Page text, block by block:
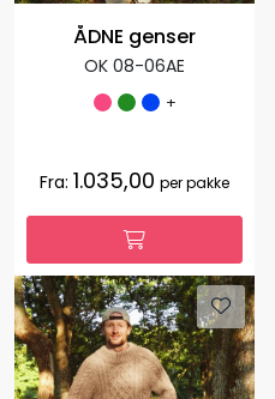
ÅDNE genser
OK 08-06AE
+
Fra: 1.035,00 per pakke